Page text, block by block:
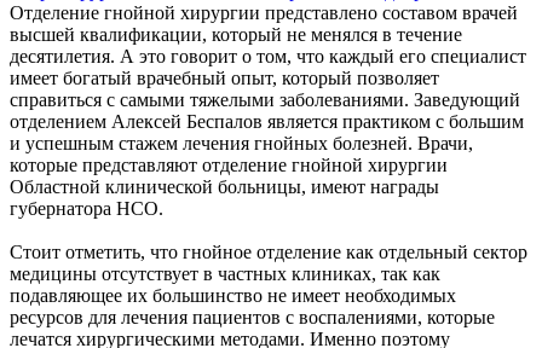
Отделение гнойной хирургии представлено составом врачей
высшей квалификации, который не менялся в течение
десятилетия. А это говорит о том, что каждый его специалист
имеет богатый врачебный опыт, который позволяет
справиться с самыми тяжелыми заболеваниями. Заведующий
отделением Алексей Беспалов является практиком с большим
и успешным стажем лечения гнойных болезней. Врачи,
которые представляют отделение гнойной хирургии
Областной клинической больницы, имеют награды
губернатора НСО.
Стоит отметить, что гнойное отделение как отдельный сектор
медицины отсутствует в частных клиниках, так как
подавляющее их большинство не имеет необходимых
ресурсов для лечения пациентов с воспалениями, которые
лечатся хирургическими методами. Именно поэтому